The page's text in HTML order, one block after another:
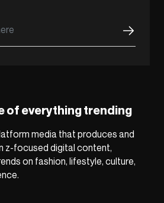
of everything trending
media that produces and
z-focused digital content,
on fashion, lifestyle, culture,